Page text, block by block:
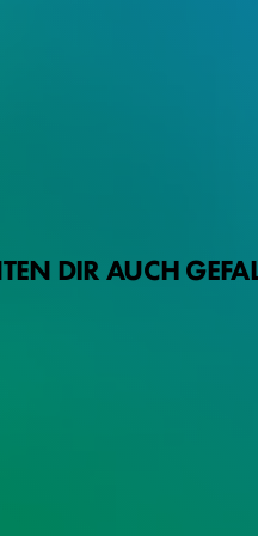
DIR AUCH